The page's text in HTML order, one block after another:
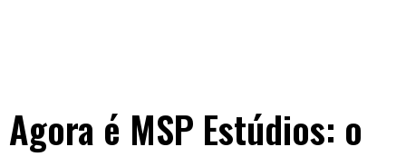
Agora é MSP Estúdios: o